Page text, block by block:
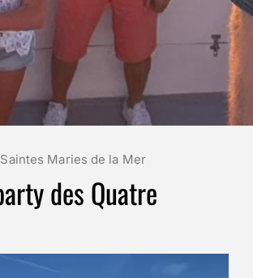
Maries de la Mer
des Quatre